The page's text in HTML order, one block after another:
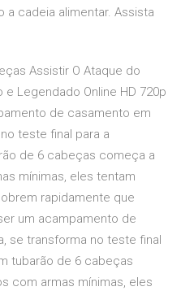
a cadeia alimentar. Assista
Assistir O Ataque do
Legendado Online HD 720p
de casamento em
teste final para a
de 6 cabeças começa a
mínimas, eles tentam
rapidamente que
um acampamento de
se transforma no teste final
tubarão de 6 cabeças
com armas mínimas, eles